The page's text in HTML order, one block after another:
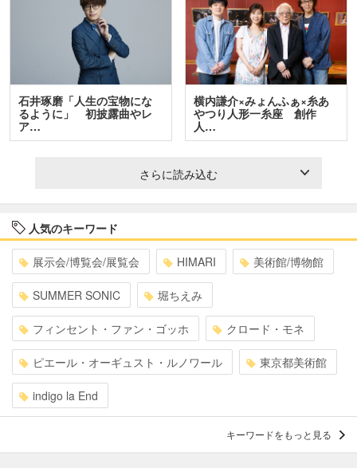
石井琢磨「人生の宝物にな
るように」 初披露曲やレ
ア…
横内謙介×みょんふぁ×糸あ
やつり人形一糸座 創作
人…
さらに読み込む
人気のキーワード
展示会/博覧会/展覧会 HIMARI 美術館/博物館
SUMMER SONIC 堀ちえみ
フィンセント・ファン・ゴッホ クロード・モネ
ピエール・オーギュスト・ルノワール 東京都美術館
indigo la End
キーワードをもっと見る